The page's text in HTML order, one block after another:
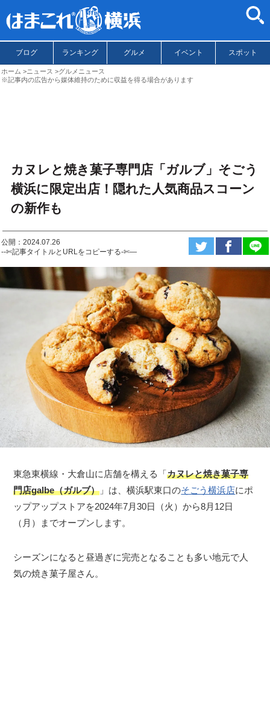
ブログ ランキング グルメ イベント スポット
ホーム ニュース
グルメニュース
※記事内の広告から媒体維持のために収益を得る場合があります
カヌレと焼き菓子専門店「ガルブ」そごう
横浜に限定出店！隠れた人気商品スコーン
の新作も
公開：2024.07.26
--✄記事タイトルとURLをコピーする-✄—
東急東横線・大倉山に店舗を構える「カヌレと焼き菓子専
門店galbe（ガルブ） 」は、横浜駅東口のそごう横浜店にポ
ップアップストアを2024年7月30日（火）から8月12日
（月）までオープンします。
シーズンになると昼過ぎに完売となることも多い地元で人
気の焼き菓子屋さん。